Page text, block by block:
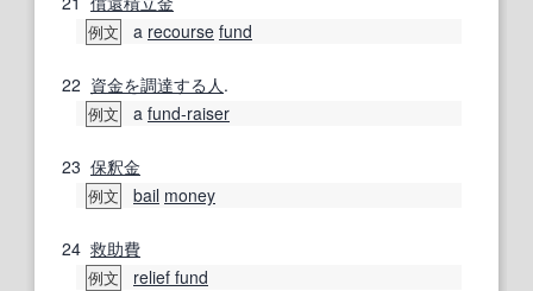
例文 a recourse fund
22 資金を調達する 人.
例文 a fund‐raiser
23 保釈金
例文 bail money
24 救助費
例文 relief fund